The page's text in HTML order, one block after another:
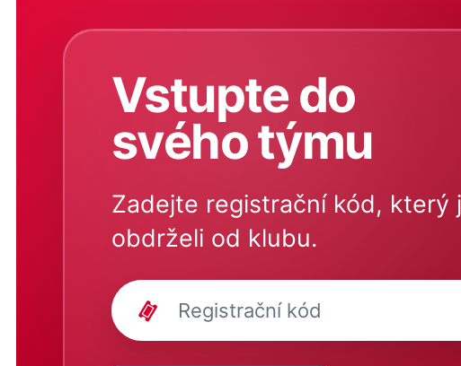
Vstupte do
svého týmu
Zadejte registrační kód, který
obdrželi od klubu.